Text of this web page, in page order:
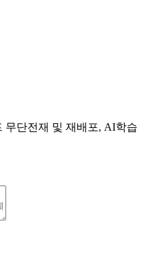
단전재 및 재배포, AI학습